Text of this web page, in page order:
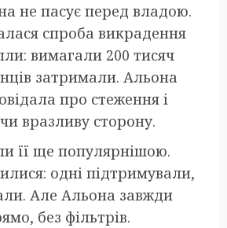
не пасує перед владою.
спроба викрадення
вимагали 200 тисяч
затримали. Альона
про стеження і
вразливу сторону.
її ще популярнішою.
одні підтримували,
Але Альона завжди
без фільтрів.